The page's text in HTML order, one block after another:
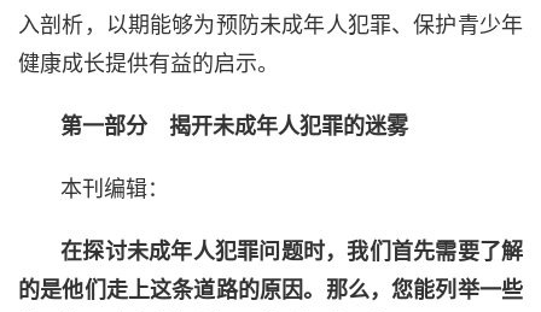
入剖析，以期能够为预防未成年人犯罪、保护青少年
健康成长提供有益的启示。
第一部分 揭开未成年人犯罪的迷雾
本刊编辑：
在探讨未成年人犯罪问题时，我们首先需要了解
的是他们走上这条道路的原因。那么，您能列举一些